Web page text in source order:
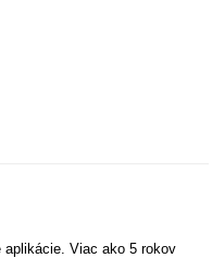
Viac ako 5 rokov